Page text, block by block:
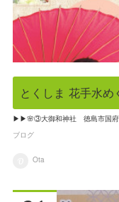
とくしま 花手水
▶▶🌸③大御和神社 徳島市国府
ブログ
Ota